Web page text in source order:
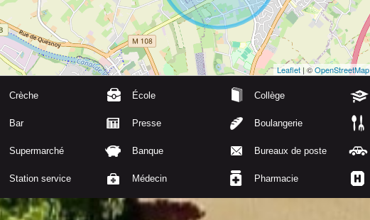
Leaflet| ©OpenStreetMap
Crèche École Collège
Bar Presse Boulangerie
Supermarché Banque Bureaux de poste
Station service Médecin Pharmacie